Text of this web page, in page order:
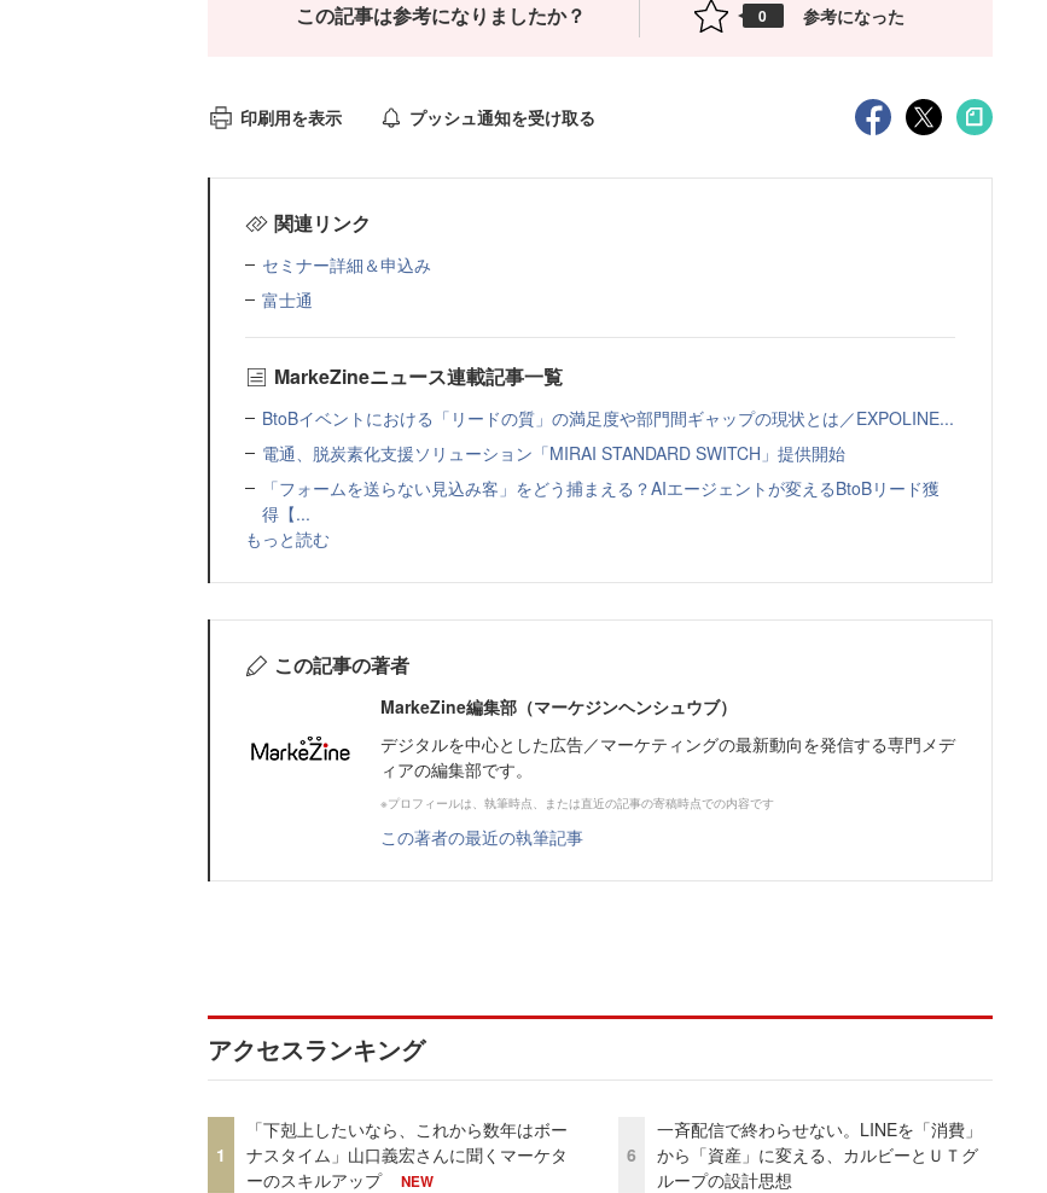
この記事は参考になりましたか？ 0 参考になった
印刷用を表示 プッシュ通知を受け取る
関連リンク
セミナー詳細＆申込み
富士通
MarkeZineニュース連載記事一覧
BtoBイベントにおける「リードの質」の満足度や部門間ギャップの現状とは／EXPOLINE...
電通、脱炭素化支援ソリューション「MIRAI STANDARD SWITCH」提供開始
「フォームを送らない見込み客」をどう捕まえる？AIエージェントが変えるBtoBリード獲
得【...
もっと読む
この記事の著者
MarkeZine編集部（マーケジンヘンシュウブ）
デジタルを中心とした広告／マーケティングの最新動向を発信する専門メデ
ィアの編集部です。
※プロフィールは、執筆時点、または直近の記事の寄稿時点での内容です
この著者の最近の執筆記事
アクセスランキング
1
「下剋上したいなら、これから数年はボー
ナスタイム」山口義宏さんに聞くマーケタ
ーのスキルアップ
NEW
6
一斉配信で終わらせない。LINEを「消費」
から「資産」に変える、カルビーとＵＴグ
ループの設計思想